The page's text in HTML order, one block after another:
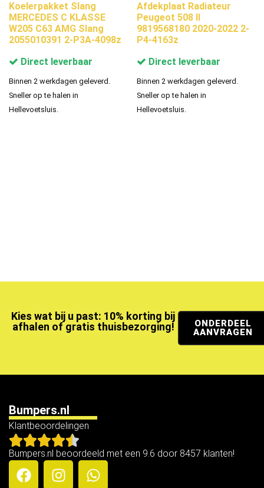
Koelerpakket Slang
MERCEDES C KLASSE
W205 C63 AMG Slang
2055010391 2-P3A-4098z
Direct leverbaar
Binnen 2 werkdagen geleverd.
Sneller op te halen in
Hellevoetsluis.
Afdekplaat Radiateur
Peugeot 508 II
9819568180 2020-2022 2-
P4-4163z
Direct leverbaar
Binnen 2 werkdagen geleverd.
Sneller op te halen in
Hellevoetsluis.
Kies wat bij u past: 10% korting bij
afhalen of gratis thuisbezorging!
ONDERDEEL
AANVRAGEN
Bumpers.nl
Klantbeoordelingen
Bumpers.nl beoordeeld met een 9.6 door 8457 klanten!